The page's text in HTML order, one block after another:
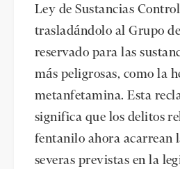
Ley de Sustancias
trasladándolo al Grupo
reservado para las
más peligrosas, como la
metanfetamina. Esta
significa que los delitos
fentanilo ahora acarrean
severas previstas en la